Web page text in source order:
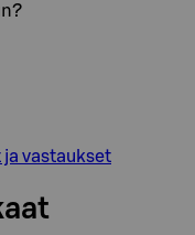
vastaukset